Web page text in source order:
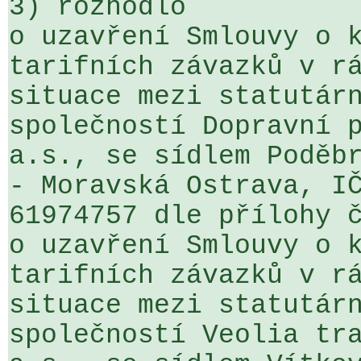
3) rozhodlo
o uzavření Smlouvy o
tarifních závazků v
situace mezi
společností Dopravní
a.s., se sídlem
- Moravská Ostrava,
61974757 dle přílohy
o uzavření Smlouvy o
tarifních závazků v
situace mezi
společností Veolia